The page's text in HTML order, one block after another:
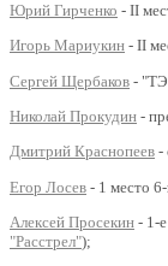
Юрий Гирченко - II
Игорь Мариукин - II
Сергей Щербаков -
Николай Прокудин -
Дмитрий Краснопеев -
Егор Лосев - 1 место
Алексей Просекин - 1-
"Расстрел");